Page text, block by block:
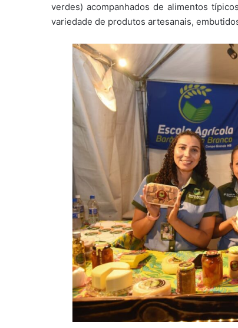
verdes) acompanhados de alimentos
variedade de produtos artesanais,